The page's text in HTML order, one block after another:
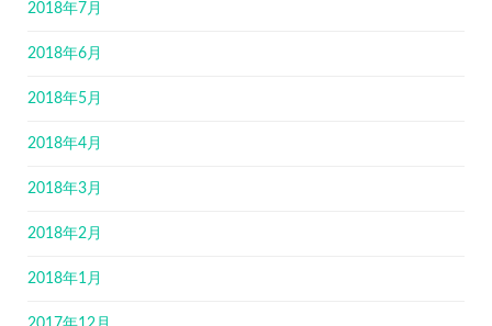
2018年7月
2018年6月
2018年5月
2018年4月
2018年3月
2018年2月
2018年1月